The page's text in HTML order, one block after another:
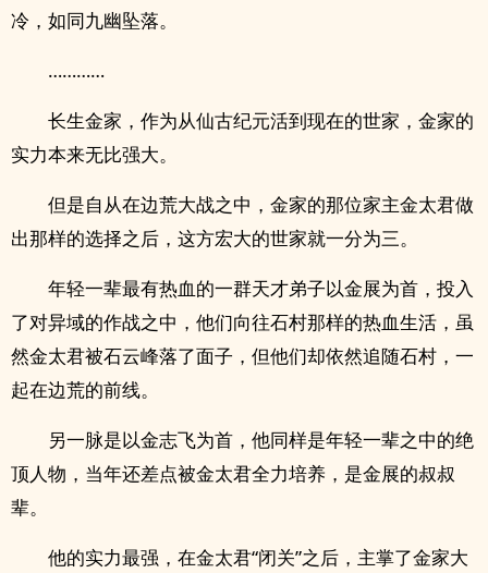
冷，如同九幽坠落。
…………
长生金家，作为从仙古纪元活到现在的世家，金家的
实力本来无比强大。
但是自从在边荒大战之中，金家的那位家主金太君做
出那样的选择之后，这方宏大的世家就一分为三。
年轻一辈最有热血的一群天才弟子以金展为首，投入
了对异域的作战之中，他们向往石村那样的热血生活，虽
然金太君被石云峰落了面子，但他们却依然追随石村，一
起在边荒的前线。
另一脉是以金志飞为首，他同样是年轻一辈之中的绝
顶人物，当年还差点被金太君全力培养，是金展的叔叔
辈。
他的实力最强，在金太君“闭关”之后，主掌了金家大